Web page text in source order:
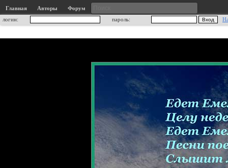
Главная Авторы
Форум
логин:
пароль: